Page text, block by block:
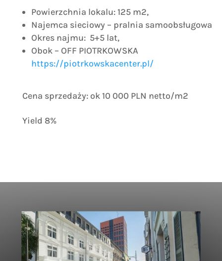
Powierzchnia lokalu: 125 m2,
Najemca sieciowy – pralnia samoobsługowa
Okres najmu: 5+5 lat,
Obok – OFF PIOTRKOWSKA
https://piotrkowskacenter.pl/
Cena sprzedaży: ok 10 000 PLN netto/m2
Yield 8%